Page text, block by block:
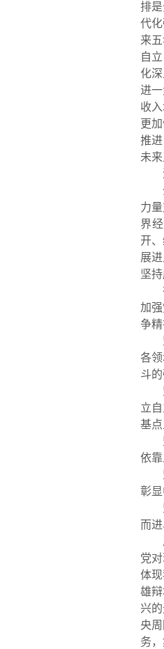
排
代
来
自
化
进
收
更
推进
未
力
界
开
展
坚
加
争精
各
斗
立
基
依
彰
而
党
体
雄
兴
央
务